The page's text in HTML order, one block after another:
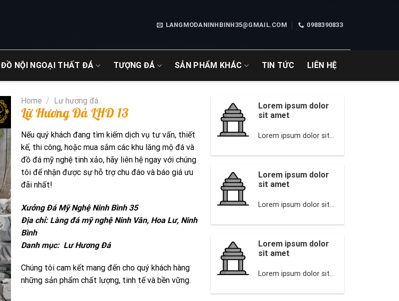
LANGMODANINHBINH35@GMAIL.COM 0988390833
ĐỒ NỘI NGOẠI THẤT ĐÁ TƯỢNG ĐÁ SẢN PHẨM KHÁC TIN TỨC LIÊN HỆ
Home / Lư hương đá
Lữ Hương Đá LHD 13
Nếu quý khách đang tìm kiếm dịch vụ tư vấn, thiết
kế, thi công, hoặc mua sắm các khu lăng mộ đá và
đồ đá mỹ nghệ tinh xảo, hãy liên hệ ngay với chúng
tôi để nhận được sự hỗ trợ chu đáo và báo giá ưu
đãi nhất!
Xưởng Đá Mỹ Nghệ Ninh Bình 35
Địa chỉ: Làng đá mỹ nghệ Ninh Vân, Hoa Lư, Ninh
Bình
Danh mục: Lư Hương Đá
Chúng tôi cam kết mang đến cho quý khách hàng
những sản phẩm chất lượng, tinh tế và bền vững.
Lorem ipsum dolor
sit amet
Lorem ipsum dolor sit...
Lorem ipsum dolor
sit amet
Lorem ipsum dolor sit...
Lorem ipsum dolor
sit amet
Lorem ipsum dolor sit...